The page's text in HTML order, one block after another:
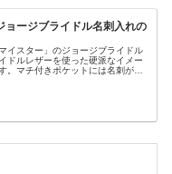
ョージブライドル名刺入れの
イスター」のジョージブライドル
ドルレザーを使った硬派なイメー
。マチ付きポケットには名刺が約